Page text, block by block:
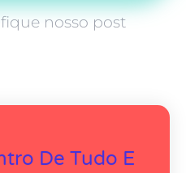
nosso post
De Tudo E